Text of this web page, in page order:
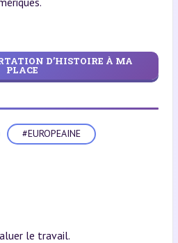
D’HISTOIRE À MA
PLACE
#EUROPEAINE
le travail.